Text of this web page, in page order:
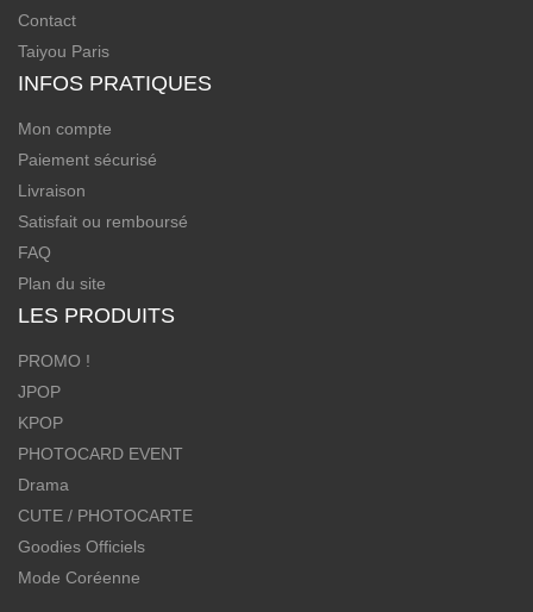
Contact
Taiyou Paris
INFOS PRATIQUES
Mon compte
Paiement sécurisé
Livraison
Satisfait ou remboursé
FAQ
Plan du site
LES PRODUITS
PROMO !
JPOP
KPOP
PHOTOCARD EVENT
Drama
CUTE / PHOTOCARTE
Goodies Officiels
Mode Coréenne